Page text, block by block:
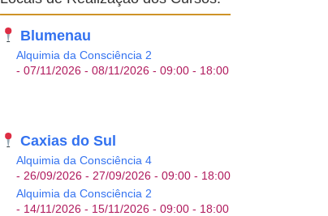
Blumenau
Alquimia da Consciência 2
- 07/11/2026 - 08/11/2026 - 09:00 - 18:00
Caxias do Sul
Alquimia da Consciência 4
- 26/09/2026 - 27/09/2026 - 09:00 - 18:00
Alquimia da Consciência 2
- 14/11/2026 - 15/11/2026 - 09:00 - 18:00